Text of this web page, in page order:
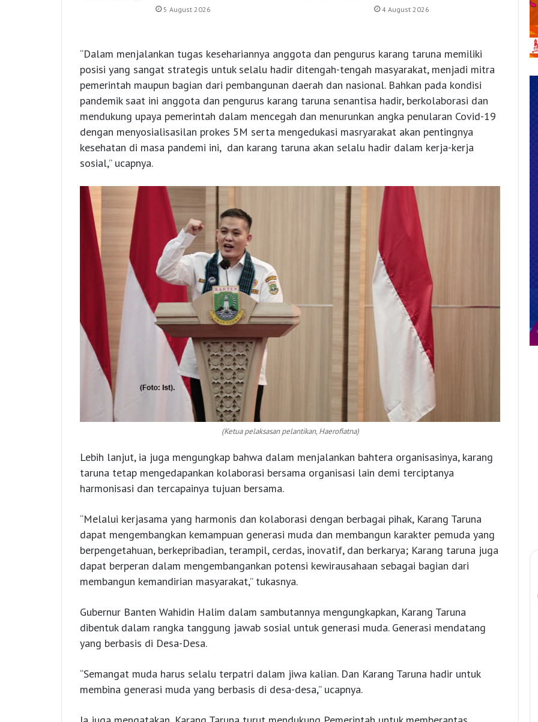
5 August 2026 4 August 2026
“Dalam menjalankan tugas kesehariannya anggota dan pengurus karang taruna memiliki
posisi yang sangat strategis untuk selalu hadir ditengah-tengah masyarakat, menjadi mitra
pemerintah maupun bagian dari pembangunan daerah dan nasional. Bahkan pada kondisi
pandemik saat ini anggota dan pengurus karang taruna senantisa hadir, berkolaborasi dan
mendukung upaya pemerintah dalam mencegah dan menurunkan angka penularan Covid-19
dengan menyosialisasilan prokes 5M serta mengedukasi masryarakat akan pentingnya
kesehatan di masa pandemi ini, dan karang taruna akan selalu hadir dalam kerja-kerja
sosial,” ucapnya.
(Ketua pelaksasan pelantikan, Haerofiatna)
Lebih lanjut, ia juga mengungkap bahwa dalam menjalankan bahtera organisasinya, karang
taruna tetap mengedapankan kolaborasi bersama organisasi lain demi terciptanya
harmonisasi dan tercapainya tujuan bersama.
“Melalui kerjasama yang harmonis dan kolaborasi dengan berbagai pihak, Karang Taruna
dapat mengembangkan kemampuan generasi muda dan membangun karakter pemuda yang
berpengetahuan, berkepribadian, terampil, cerdas, inovatif, dan berkarya; Karang taruna juga
dapat berperan dalam mengembangankan potensi kewirausahaan sebagai bagian dari
membangun kemandirian masyarakat,” tukasnya.
Gubernur Banten Wahidin Halim dalam sambutannya mengungkapkan, Karang Taruna
dibentuk dalam rangka tanggung jawab sosial untuk generasi muda. Generasi mendatang
yang berbasis di Desa-Desa.
“Semangat muda harus selalu terpatri dalam jiwa kalian. Dan Karang Taruna hadir untuk
membina generasi muda yang berbasis di desa-desa,” ucapnya.